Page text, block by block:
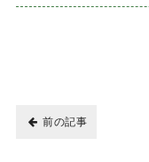
前の記事